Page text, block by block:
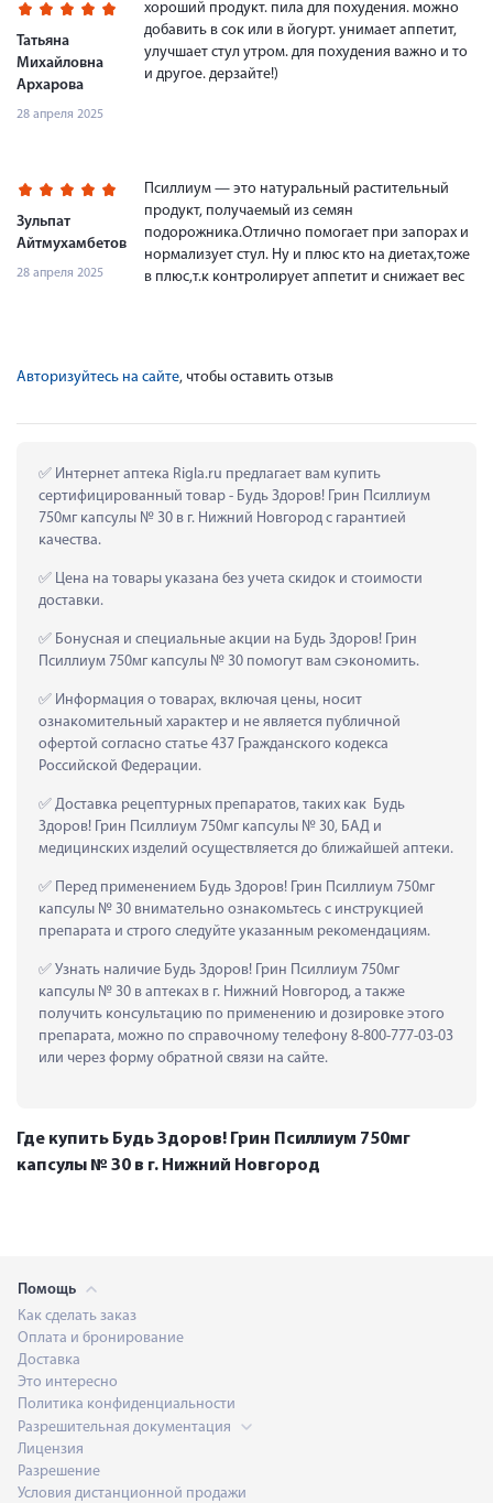
Татьяна
Михайловна
Архарова
28 апреля 2025
хороший продукт. пила для похудения. можно
добавить в сок или в йогурт. унимает аппетит,
улучшает стул утром. для похудения важно и то
и другое. дерзайте!)
Зульпат
Айтмухамбетова
28 апреля 2025
Псиллиум — это натуральный растительный
продукт, получаемый из семян
подорожника.Отлично помогает при запорах и
нормализует стул. Ну и плюс кто на диетах,тоже
в плюс,т.к контролирует аппетит и снижает вес
Авторизуйтесь на сайте, чтобы оставить отзыв
Интернет аптека Rigla.ru предлагает вам купить
сертифицированный товар - Будь Здоров! Грин Псиллиум
750мг капсулы № 30 в г. Нижний Новгород с гарантией
качества.
Цена на товары указана без учета скидок и стоимости
доставки.
Бонусная и специальные акции на Будь Здоров! Грин
Псиллиум 750мг капсулы № 30 помогут вам сэкономить.
Информация о товарах, включая цены, носит
ознакомительный характер и не является публичной
офертой согласно статье 437 Гражданского кодекса
Российской Федерации.
Доставка рецептурных препаратов, таких как  Будь
Здоров! Грин Псиллиум 750мг капсулы № 30, БАД и
медицинских изделий осуществляется до ближайшей аптеки.
Перед применением Будь Здоров! Грин Псиллиум 750мг
капсулы № 30 внимательно ознакомьтесь с инструкцией
препарата и строго следуйте указанным рекомендациям.
Узнать наличие Будь Здоров! Грин Псиллиум 750мг
капсулы № 30 в аптеках в г. Нижний Новгород, а также
получить консультацию по применению и дозировке этого
препарата, можно по справочному телефону 8-800-777-03-03
или через форму обратной связи на сайте.
Где купить Будь Здоров! Грин Псиллиум 750мг
капсулы № 30 в г. Нижний Новгород
Помощь
Как сделать заказ
Оплата и бронирование
Доставка
Это интересно
Политика конфиденциальности
Разрешительная документация
Лицензия
Разрешение
Условия дистанционной продажи